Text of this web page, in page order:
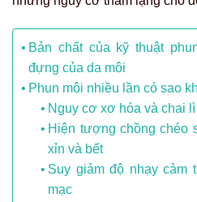
Bản chất của kỹ thuật
đựng của da môi
Phun môi nhiều lần có sao
Nguy cơ xơ hóa và chai
Hiện tượng chồng chéo
xỉn và bết
Suy giảm độ nhạy cảm
mạc